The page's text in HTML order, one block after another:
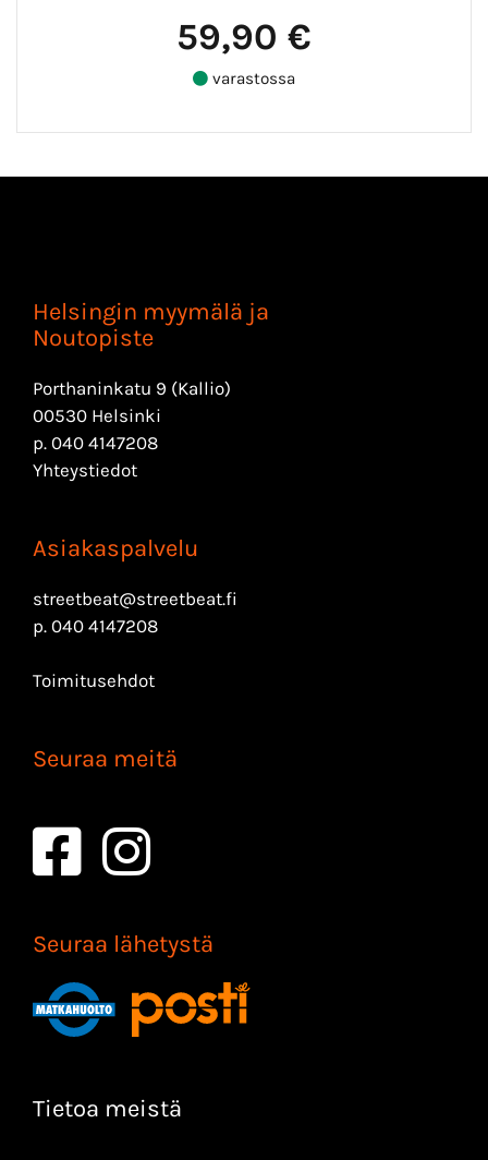
59,90 €
varastossa
Helsingin myymälä ja
Noutopiste
Porthaninkatu 9 (Kallio)
00530 Helsinki
p. 040 4147208
Yhteystiedot
Asiakaspalvelu
streetbeat@streetbeat.fi
p. 040 4147208
Toimitusehdot
Seuraa meitä
Seuraa lähetystä
Tietoa meistä